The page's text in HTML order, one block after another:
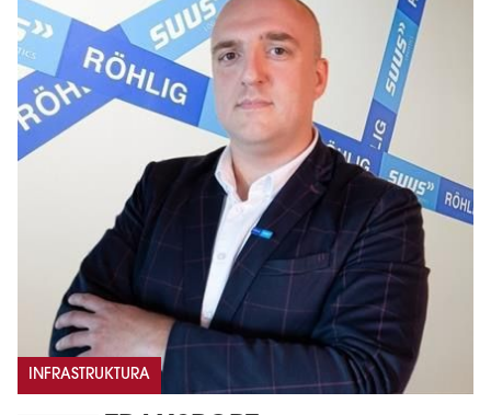
INFRASTRUKTURA